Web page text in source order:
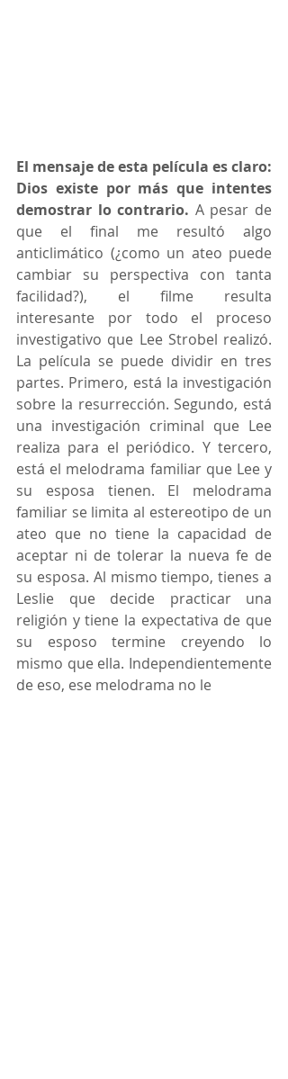
El mensaje de esta película es claro:
Dios existe por más que intentes
demostrar lo contrario. A pesar de
que el final me resultó algo
anticlimático (¿como un ateo puede
cambiar su perspectiva con tanta
facilidad?), el filme resulta
interesante por todo el proceso
investigativo que Lee Strobel realizó.
La película se puede dividir en tres
partes. Primero, está la investigación
sobre la resurrección. Segundo, está
una investigación criminal que Lee
realiza para el periódico. Y tercero,
está el melodrama familiar que Lee y
su esposa tienen. El melodrama
familiar se limita al estereotipo de un
ateo que no tiene la capacidad de
aceptar ni de tolerar la nueva fe de
su esposa. Al mismo tiempo, tienes a
Leslie que decide practicar una
religión y tiene la expectativa de que
su esposo termine creyendo lo
mismo que ella. Independientemente
de eso, ese melodrama no le